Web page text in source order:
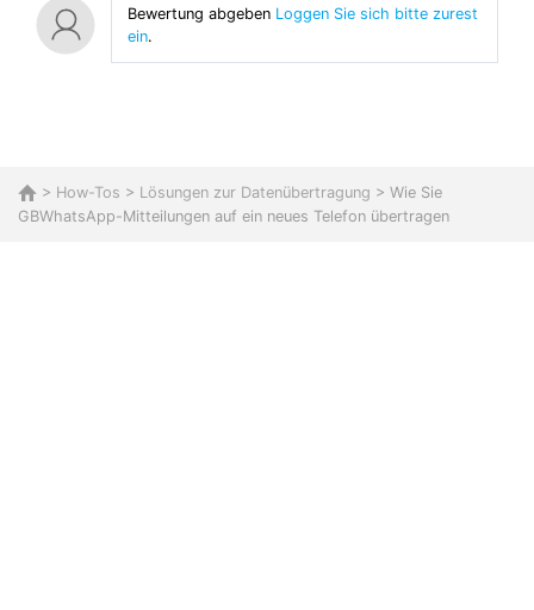
Bewertung abgebenLoggen Sie sich bitte zurest
ein.
> How-Tos > Lösungen zur Datenübertragung > Wie Sie
GBWhatsApp-Mitteilungen auf ein neues Telefon übertragen